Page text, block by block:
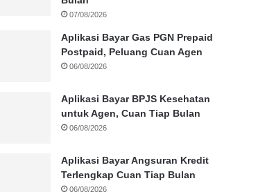
07/08/2026
Aplikasi Bayar Gas PGN Prepaid
Postpaid, Peluang Cuan Agen
06/08/2026
Aplikasi Bayar BPJS Kesehatan
untuk Agen, Cuan Tiap Bulan
06/08/2026
Aplikasi Bayar Angsuran Kredit
Terlengkap Cuan Tiap Bulan
06/08/2026